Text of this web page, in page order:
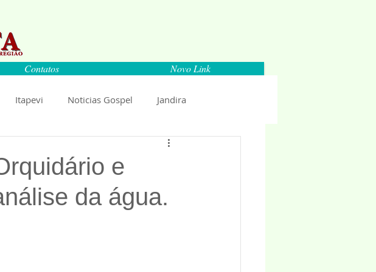
Contatos Novo Link
Itapevi Noticias Gospel Jandira
Espaço Parlamentar
Livro Anuncio 2018
e
da água.